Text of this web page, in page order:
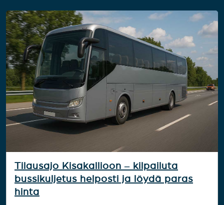
Tilausajo Kisakallioon – kilpailuta
bussikuljetus helposti ja löydä paras
hinta